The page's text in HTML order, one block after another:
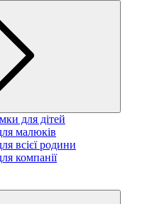
для дітей
малюків
всієї родини
компанії